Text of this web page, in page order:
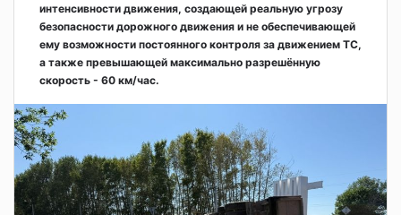
интенсивности движения, создающей реальную угрозу
безопасности дорожного движения и не обеспечивающей
ему возможности постоянного контроля за движением ТС,
а также превышающей максимально разрешённую
скорость - 60 км/час.